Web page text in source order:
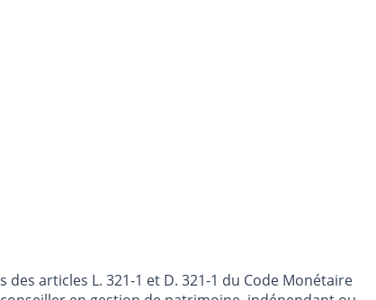
articles L. 321-1 et D. 321-1 du Code Monétaire